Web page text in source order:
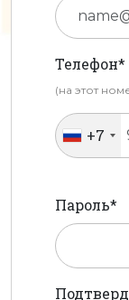
Телефон*
(на этот
+7
Пароль*